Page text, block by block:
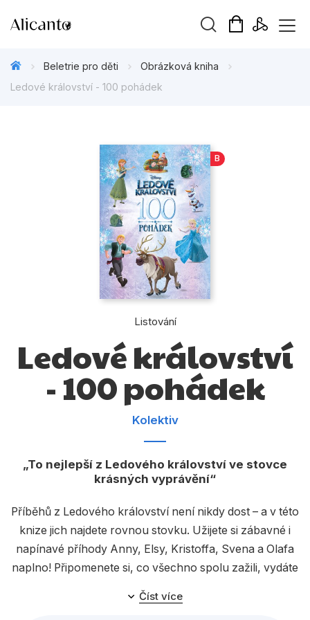
Připravujeme
Tipy redakce
Beletrie pro děti
Beletrie pro dospělé
Dárkové publikace
Dárkové zboží
Hobby
Jazyky
Kuchařky
Počítače
Poezie
Populárně - naučná pro dospělé
Beletrie pro děti
Obrázková kniha
Ledové království - 100 pohádek
B
Listování
Ledové království
- 100 pohádek
Kolektiv
To nejlepší z Ledového království ve stovce
krásných vyprávění
Příběhů z Ledového království není nikdy dost – a v této
knize jich najdete rovnou stovku. Užijete si zábavné i
napínavé příhody Anny, Elsy, Kristoffa, Svena a Olafa
naplno! Připomenete si, co všechno spolu zažili, vydáte
se nimi do hor či na dobrodružné výpravy a poznáte
život v Arendelle do poslední sněhové vločky. Sbírka
Číst více